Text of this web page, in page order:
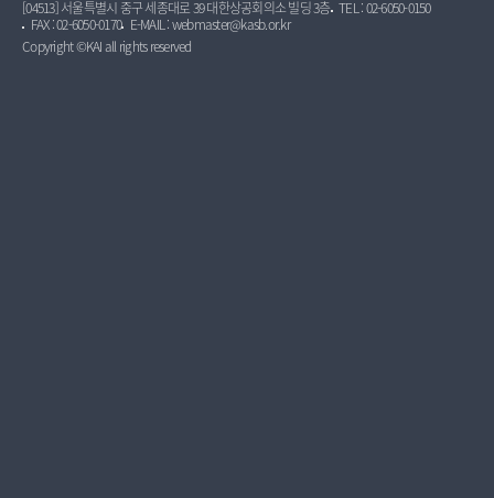
[04513] 서울특별시 중구 세종대로 39 대한상공회의소 빌딩 3층 TEL : 02-6050-0150
FAX : 02-6050-0170
E-MAIL : webmaster@kasb.or.kr
Copyright ©KAI all rights reserved